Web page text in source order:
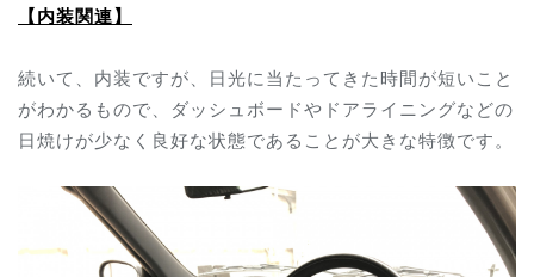
【内装関連】
続いて、内装ですが、日光に当たってきた時間が短いこと
がわかるもので、ダッシュボードやドアライニングなどの
日焼けが少なく良好な状態であることが大きな特徴です。